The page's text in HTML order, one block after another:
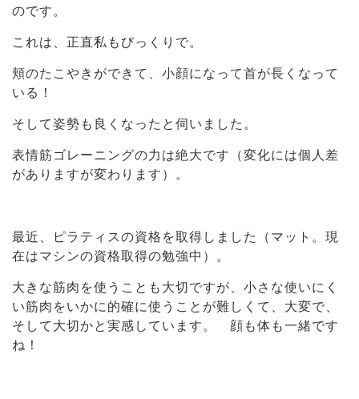
のです。
これは、正直私もびっくりで。
頬のたこやきができて、小顔になって首が長くなって
いる！
そして姿勢も良くなったと伺いました。
表情筋ゴレーニングの力は絶大です（変化には個人差
がありますが変わります）。
最近、ピラティスの資格を取得しました（マット。現
在はマシンの資格取得の勉強中）。
大きな筋肉を使うことも大切ですが、小さな使いにく
い筋肉をいかに的確に使うことが難しくて、大変で、
そして大切かと実感しています。 顔も体も一緒です
ね！